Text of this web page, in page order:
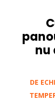
nu
DE